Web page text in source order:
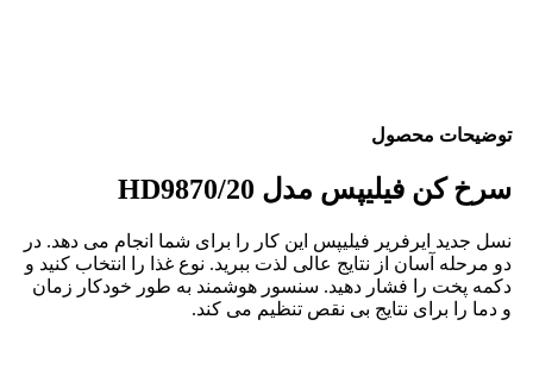
توضیحات محصول
سرخ کن فیلیپس مدل HD9870/20
نسل جدید ایرفریر فیلیپس این کار را برای شما انجام می دهد. در
دو مرحله آسان از نتایج عالی لذت ببرید. نوع غذا را انتخاب کنید و
دکمه پخت را فشار دهید. سنسور هوشمند به طور خودکار زمان
و دما را برای نتایج بی نقص تنظیم می کند.